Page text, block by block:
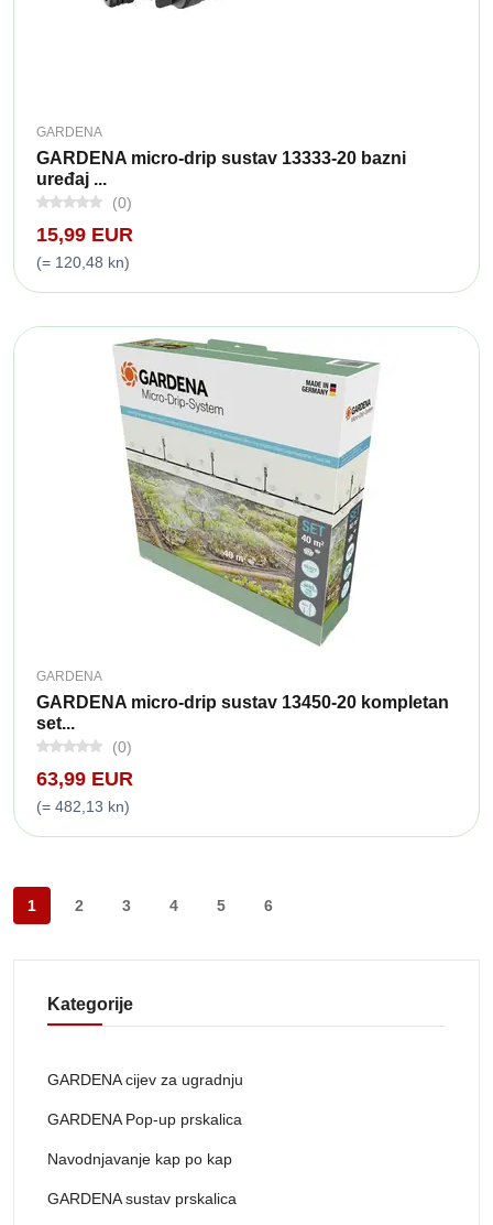
GARDENA
GARDENA micro-drip sustav 13333-20 bazni
uređaj ...
(0)
15,99 EUR
(= 120,48 kn)
GARDENA
GARDENA micro-drip sustav 13450-20 kompletan
set...
(0)
63,99 EUR
(= 482,13 kn)
1 2 3 4 5 6
Kategorije
GARDENA cijev za ugradnju
GARDENA Pop-up prskalica
Navodnjavanje kap po kap
GARDENA sustav prskalica